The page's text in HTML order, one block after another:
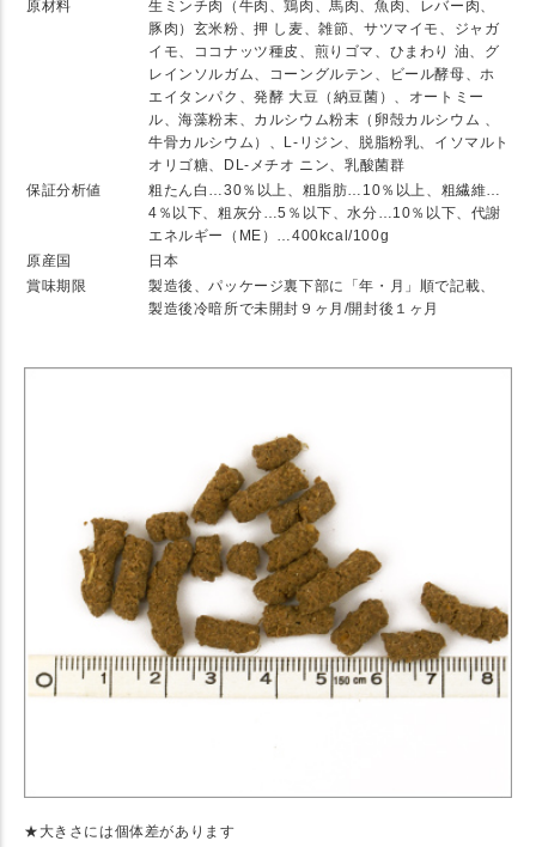
原材料
生ミンチ肉（牛肉、鶏肉、馬肉、魚肉、レバー肉、
豚肉）玄米粉、押 し麦、雑節、サツマイモ、ジャガ
イモ、ココナッツ種皮、煎りゴマ、ひまわり 油、グ
レインソルガム、コーングルテン、ビール酵母、ホ
エイタンパク、発酵 大豆（納豆菌）、オートミー
ル、海藻粉末、カルシウム粉末（卵殻カルシウム 、
牛骨カルシウム）、L-リジン、脱脂粉乳、イソマルト
オリゴ糖、DL-メチオ ニン、乳酸菌群
保証分析値
粗たん白…30％以上、粗脂肪…10％以上、粗繊維…
4％以下、粗灰分…5％以下、水分…10％以下、代謝
エネルギー（ME）…400kcal/100g
原産国
日本
賞味期限
製造後、パッケージ裏下部に「年・月」順で記載、
製造後冷暗所で未開封９ヶ月/開封後１ヶ月
★大きさには個体差があります